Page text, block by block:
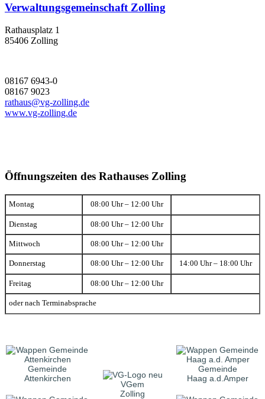
Verwaltungsgemeinschaft Zolling
Rathausplatz 1
85406 Zolling
08167 6943-0
08167 9023
rathaus@vg-zolling.de
www.vg-zolling.de
Öffnungszeiten des Rathauses Zolling
Montag 08:00 Uhr – 12:00 Uhr
Dienstag 08:00 Uhr – 12:00 Uhr
Mittwoch 08:00 Uhr – 12:00 Uhr
Donnerstag 08:00 Uhr – 12:00 Uhr 14:00 Uhr – 18:00 Uhr
Freitag 08:00 Uhr – 12:00 Uhr
oder nach Terminabsprache
Gemeinde
Attenkirchen
VGem
Zolling
Gemeinde
Haag a.d.Amper